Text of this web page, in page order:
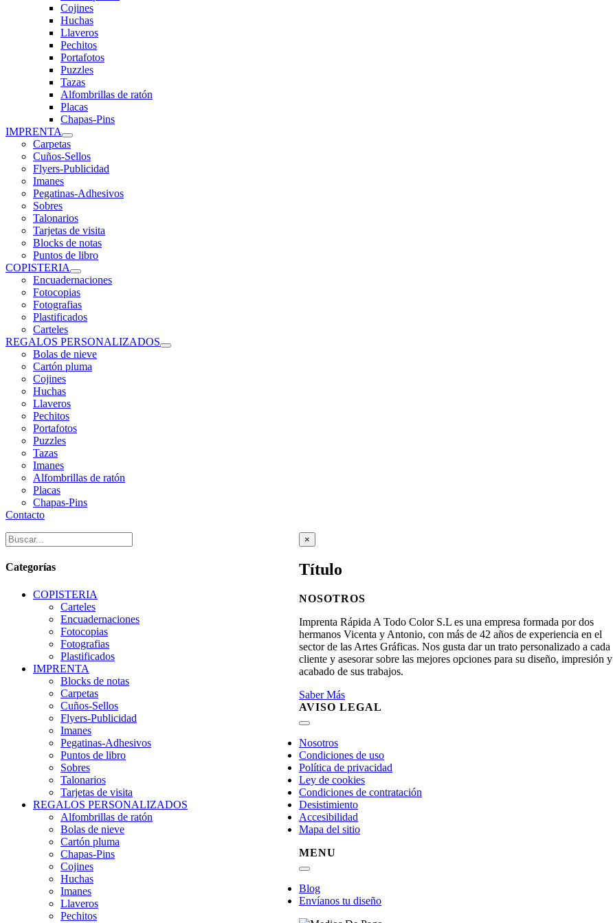
Cojines
Huchas
Llaveros
Pechitos
Portafotos
Puzzles
Tazas
Alfombrillas de ratón
Placas
Chapas-Pins
IMPRENTA
Carpetas
Cuños-Sellos
Flyers-Publicidad
Imanes
Pegatinas-Adhesivos
Sobres
Talonarios
Tarjetas de visita
Blocks de notas
Puntos de libro
COPISTERIA
Encuadernaciones
Fotocopias
Fotografias
Plastificados
Carteles
REGALOS PERSONALIZADOS
Bolas de nieve
Cartón pluma
Cojines
Huchas
Llaveros
Pechitos
Portafotos
Puzzles
Tazas
Imanes
Alfombrillas de ratón
Placas
Chapas-Pins
Contacto
Categorías
COPISTERIA
Carteles
Encuadernaciones
Fotocopias
Fotografias
Plastificados
IMPRENTA
Blocks de notas
Carpetas
Cuños-Sellos
Flyers-Publicidad
Imanes
Pegatinas-Adhesivos
Puntos de libro
Sobres
Talonarios
Tarjetas de visita
REGALOS PERSONALIZADOS
Alfombrillas de ratón
Bolas de nieve
Cartón pluma
Chapas-Pins
Cojines
Huchas
Imanes
Llaveros
Pechitos
Close
product
view
×
Título
NOSOTROS
Imprenta Rápida A Todo Color S.L es una empresa formada por dos
hermanos Vicenta y Antonio, con más de 42 años de experiencia en el
sector de las Artes Gráficas. Nos gusta dar un trato personalizado a cada
cliente y asesorar sobre las mejores opciones para su diseño, impresión y
acabado de sus trabajos.
Saber Más
AVISO LEGAL
Toggle
Navigation
Nosotros
Condiciones de uso
Política de privacidad
Ley de cookies
Condiciones de contratación
Desistimiento
Accesibilidad
Mapa del sitio
MENU
Toggle
Navigation
Blog
Envíanos tu diseño